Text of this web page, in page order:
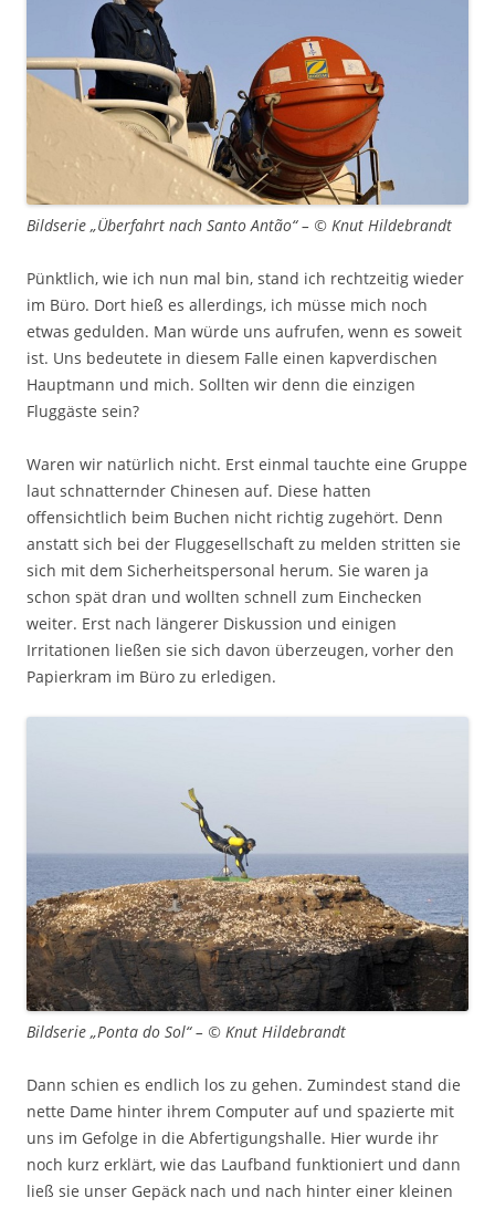
Bildserie „Überfahrt nach Santo Antão“ – © Knut Hildebrandt
Pünktlich, wie ich nun mal bin, stand ich rechtzeitig wieder
im Büro. Dort hieß es allerdings, ich müsse mich noch
etwas gedulden. Man würde uns aufrufen, wenn es soweit
ist. Uns bedeutete in diesem Falle einen kapverdischen
Hauptmann und mich. Sollten wir denn die einzigen
Fluggäste sein?
Waren wir natürlich nicht. Erst einmal tauchte eine Gruppe
laut schnatternder Chinesen auf. Diese hatten
offensichtlich beim Buchen nicht richtig zugehört. Denn
anstatt sich bei der Fluggesellschaft zu melden stritten sie
sich mit dem Sicherheitspersonal herum. Sie waren ja
schon spät dran und wollten schnell zum Einchecken
weiter. Erst nach längerer Diskussion und einigen
Irritationen ließen sie sich davon überzeugen, vorher den
Papierkram im Büro zu erledigen.
Bildserie „Ponta do Sol“ – © Knut Hildebrandt
Dann schien es endlich los zu gehen. Zumindest stand die
nette Dame hinter ihrem Computer auf und spazierte mit
uns im Gefolge in die Abfertigungshalle. Hier wurde ihr
noch kurz erklärt, wie das Laufband funktioniert und dann
ließ sie unser Gepäck nach und nach hinter einer kleinen